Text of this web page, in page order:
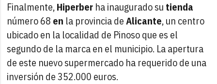
Finalmente,Hiperber ha inaugurado su tienda
número 68 en la provincia deAlicante, un centro
ubicado en la localidad de Pinoso que es el
segundo de la marca en el municipio. La apertura
de este nuevo supermercado ha requerido de una
inversión de 352.000 euros.